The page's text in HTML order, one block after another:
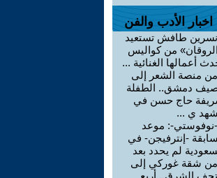
اخبار الأدب والفن
نسرين طافش تستعيد
من كواليس
أعمالها الغنائية ...
من منصة الشعر إلى
دمشق.. الطفلة
حاج حسن في
ي ...
-نوفوستي-: موعد
-إنترفيجن- في
لم يحدد بعد
من شقة غوركي إلى
الشرق.. أربع